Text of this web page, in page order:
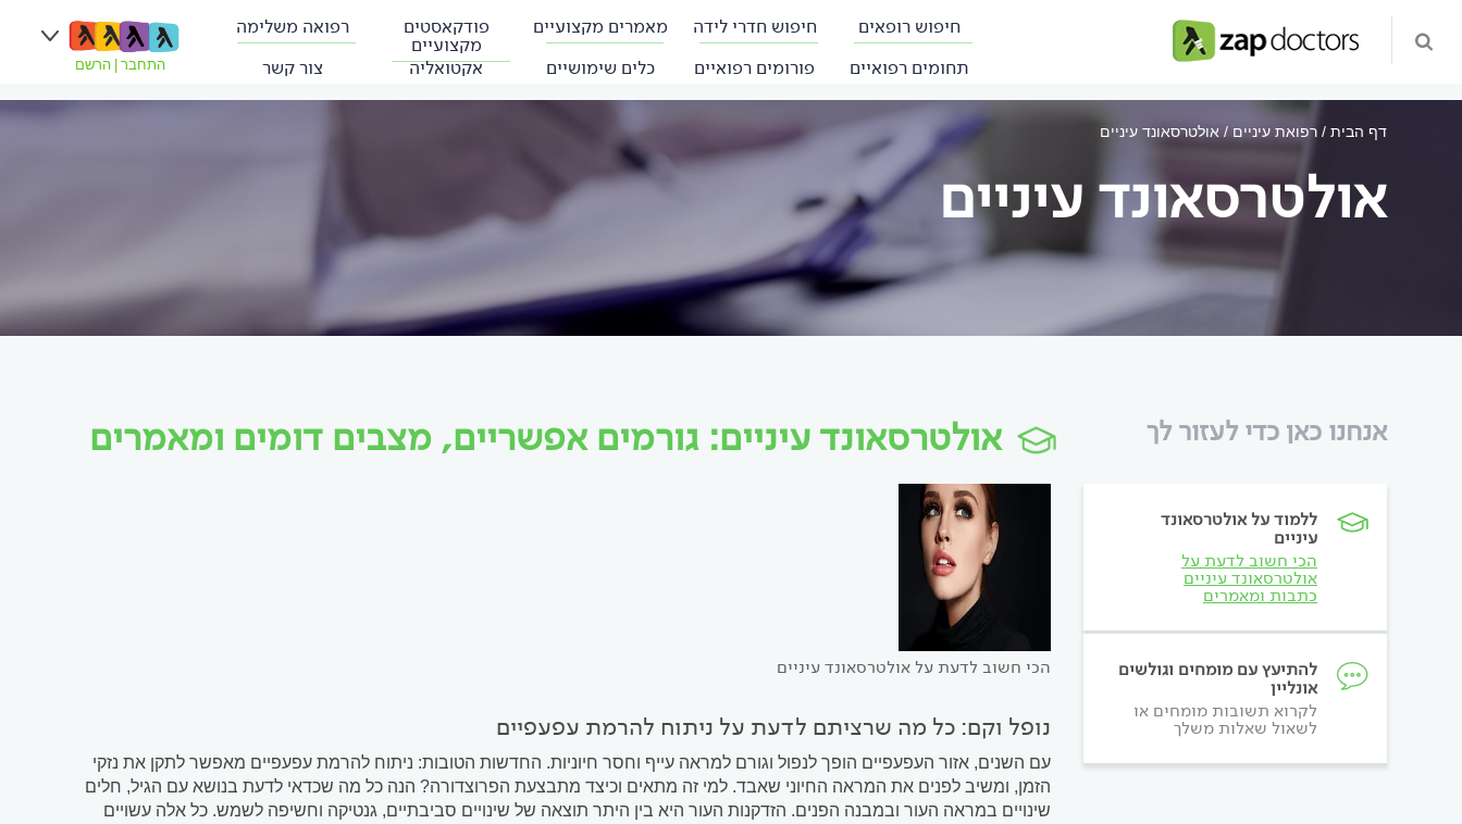
חיפוש רופאים חיפוש חדרי לידה מאמרים מקצועיים פודקאסטים
מקצועיים
רפואה משלימה
תחומים רפואיים
פורומים רפואיים כלים שימושיים אקטואליה צור קשר התחבר הרשם
דף הבית רפואת עיניים אולטרסאונד עיניים
אולטרסאונד עיניים
אנחנו כאן כדי לעזור לך
ללמוד על אולטרסאונד
עיניים
הכי חשוב לדעת על
אולטרסאונד עיניים
כתבות ומאמרים
להתיעץ עם מומחים וגולשים
אונליין
לקרוא תשובות מומחים או
לשאול שאלות משלך
אולטרסאונד עיניים: גורמים אפשריים, מצבים דומים ומאמרים
הכי חשוב לדעת על אולטרסאונד עיניים
נופל וקם: כל מה שרציתם לדעת על ניתוח להרמת עפעפיים
עם השנים, אזור העפעפיים הופך לנפול וגורם למראה עייף וחסר חיוניות. החדשות הטובות: ניתוח להרמת עפעפיים מאפשר לתקן את נזקי
הזמן, ומשיב לפנים את המראה החיוני שאבד. למי זה מתאים וכיצד מתבצעת הפרוצדורה? הנה כל מה שכדאי לדעת בנושא עם הגיל, חלים
שינויים במראה העור ובמבנה הפנים. הזדקנות העור היא בין היתר תוצאה של שינויים סביבתיים, גנטיקה וחשיפה לשמש. כל אלה עשויים